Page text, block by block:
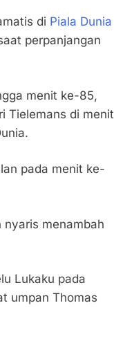
di Piala Dunia
perpanjangan
menit ke-85,
Tielemans di menit
pada menit ke-
nyaris menambah
Lukaku pada
umpan Thomas